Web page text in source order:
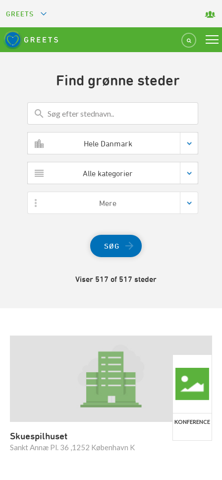
GREETS
GREEN KEY
GREEN TOURISM ORGANIZATION
GREEN CAMPING
GREEN ATTRACTION
Find grønne steder
Hele Danmark
Alle kategorier
Mere
SØG
Viser 517 of 517 steder
Skuespilhuset
Sankt Annæ Pl. 36 ,1252 København K
KONFERENCE